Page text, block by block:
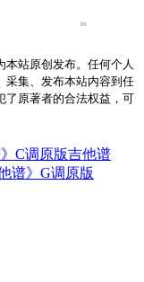
本站原创发布。任何个人
采集、发布本站内容到任
了原著者的合法权益，可
C调原版吉他谱
谱》G调原版